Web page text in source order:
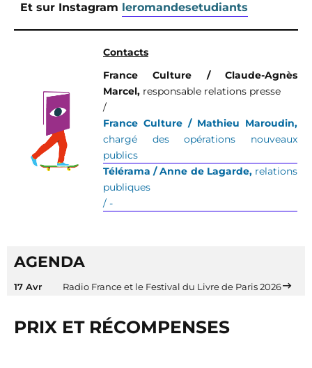
Et sur Instagram leromandesetudiants
Contacts
France Culture / Claude-Agnès
Marcel, responsable relations presse
/
France Culture / Mathieu Maroudin,
chargé des opérations nouveaux
publics
Télérama / Anne de Lagarde, relations
publiques
/ -
AGENDA
17 Avr Radio France et le Festival du Livre de Paris 2026
PRIX ET RÉCOMPENSES